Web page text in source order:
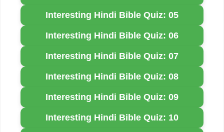
Interesting Hindi Bible Quiz: 05
Interesting Hindi Bible Quiz: 06
Interesting Hindi Bible Quiz: 07
Interesting Hindi Bible Quiz: 08
Interesting Hindi Bible Quiz: 09
Interesting Hindi Bible Quiz: 10